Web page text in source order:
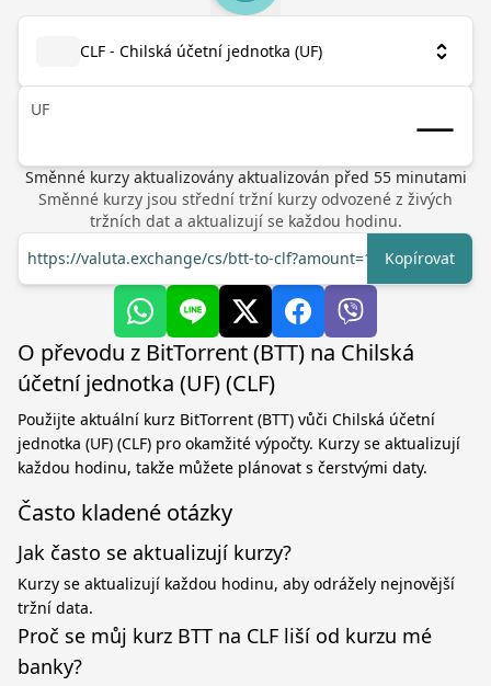
CLF - Chilská účetní jednotka (UF)
UF
Směnné kurzy aktualizovány aktualizován před 55minutami
Směnné kurzy jsou střední tržní kurzy odvozené z živých
tržních dat a aktualizují se každou hodinu.
https://valuta.exchange/cs/btt-to-clf?amount=1
Kopírovat
O převodu z BitTorrent (BTT) na Chilská
účetní jednotka (UF) (CLF)
Použijte aktuální kurz BitTorrent (BTT) vůči Chilská účetní
jednotka (UF) (CLF) pro okamžité výpočty. Kurzy se aktualizují
každou hodinu, takže můžete plánovat s čerstvými daty.
Často kladené otázky
Jak často se aktualizují kurzy?
Kurzy se aktualizují každou hodinu, aby odrážely nejnovější
tržní data.
Proč se můj kurz BTT na CLF liší od kurzu mé
banky?